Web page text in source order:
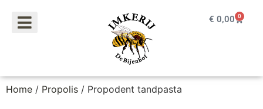
€ 0,00 0
Home / Propolis / Propodent tandpasta